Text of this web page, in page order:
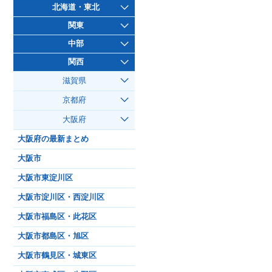
北海道・東北
関東
中部
関西
滋賀県
京都府
大阪府
大阪府の最新まとめ
大阪市
大阪市東淀川区
大阪市淀川区・西淀川区
大阪市福島区・此花区
大阪市都島区・旭区
大阪市鶴見区・城東区